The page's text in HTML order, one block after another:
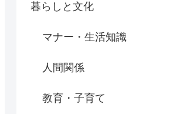
暮らしと文化
マナー・生活知識
人間関係
教育・子育て